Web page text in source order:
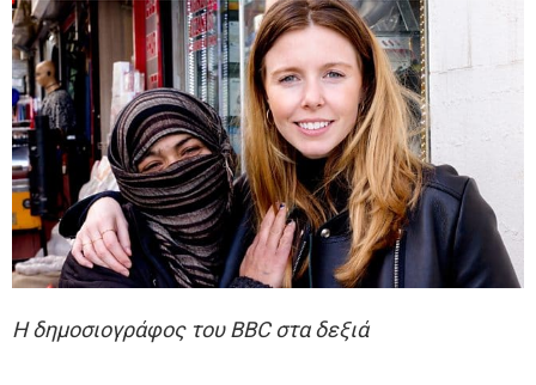
Η δημοσιογράφος του BBC στα δεξιά